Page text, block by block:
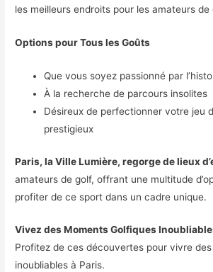
les meilleurs endroits pour les amateurs de
Options pour Tous les Goûts
Que vous soyez passionné par
À la recherche de parcours insolites
Désireux de perfectionner votre jeu
prestigieux
Paris, la Ville Lumière, regorge de lieux
amateurs de golf, offrant une multitude
profiter de ce sport dans un cadre unique.
Vivez des Moments Golfiques
Profitez de ces découvertes pour vivre
inoubliables à Paris.